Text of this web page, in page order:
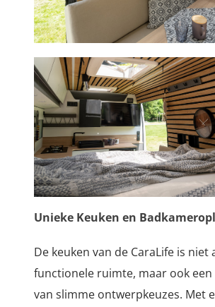
Unieke Keuken en
De keuken van de CaraLife is niet
functionele ruimte, maar ook een
van slimme ontwerpkeuzes. Met